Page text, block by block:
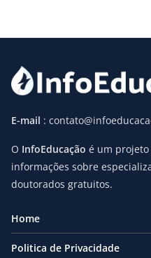
E-mail :
O InfoEducação é um
informações sobre
doutorados gratuitos.
Home
Politica de Privacidade